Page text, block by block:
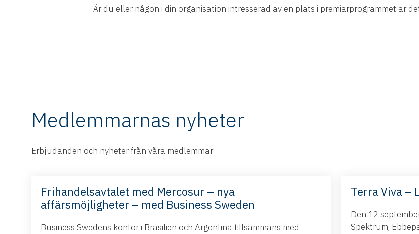
Är du eller någon i din organisation intresserad av en plats i premiärprogrammet är
Medlemmarnas nyheter
Erbjudanden och nyheter från våra medlemmar
Frihandelsavtalet med Mercosur – nya
affärsmöjligheter – med Business Sweden
Business Swedens kontor i Brasilien och Argentina tillsammans med
Terra Viva –
Den 12
Spektrum,